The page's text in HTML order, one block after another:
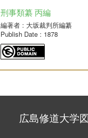
刑事類纂 丙編
編著者 : 大坂裁判所編纂
Publish Date : 1878
広島修道大学